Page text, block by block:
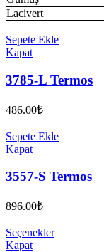
Lacivert
Sepete Ekle
Kapat
3785-L Termos
486.00₺
Sepete Ekle
Kapat
3557-S Termos
896.00₺
Seçenekler
Kapat